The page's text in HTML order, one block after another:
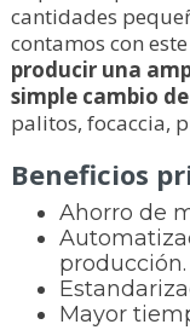
cantidades
contamos con
producir una
simple cambio
palitos, focaccia,
Beneficios
Ahorro de
producción.
Mayor